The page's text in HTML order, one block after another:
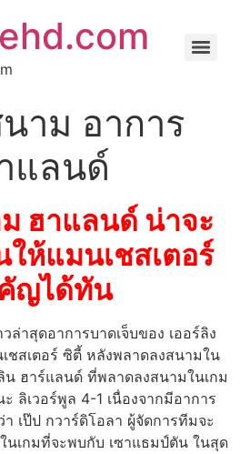
าม อาการ
แลนด์
ฮาแลนด์ น่าจะ
ให้แมนเชสเตอร์
ญได้ทัน
ล่าสุดอาการบาดเจ็บของ เออร์ลิง
ชสเตอร์ ซิตี้ หลังพลาดลงสนามใน
น ฮาร์แลนด์ ที่พลาดลงสนามในเกม
ลิเวอร์พูล 4-1 เนื่องจากมีอาการ
เป๊ป กวาร์ดิโอลา ผู้จัดการทีมจะ
เกมที่จะพบกับ เซาแธมป์ตัน ในสุด